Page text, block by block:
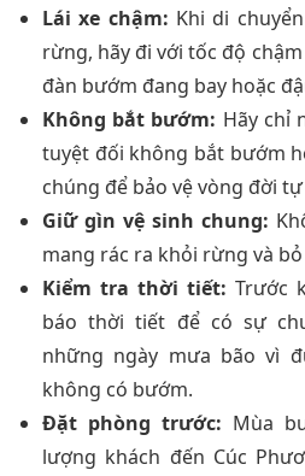
Lái xe chậm: Khi di
rừng, hãy đi với tốc độ
đàn bướm đang bay hoặc
Không bắt bướm: Hãy chỉ
tuyệt đối không bắt bướm
chúng để bảo vệ vòng đời
Giữ gìn vệ sinh chung:
mang rác ra khỏi rừng và
Kiểm tra thời tiết: Trước
báo thời tiết để có sự
những ngày mưa bão vì
không có bướm.
Đặt phòng trước: Mùa
lượng khách đến Cúc